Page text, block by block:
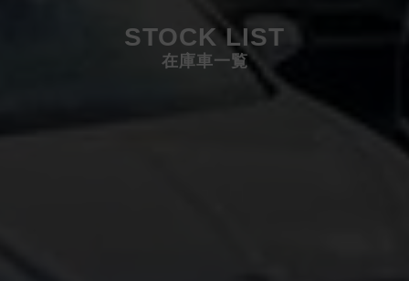
STOCK LIST
在庫車一覧